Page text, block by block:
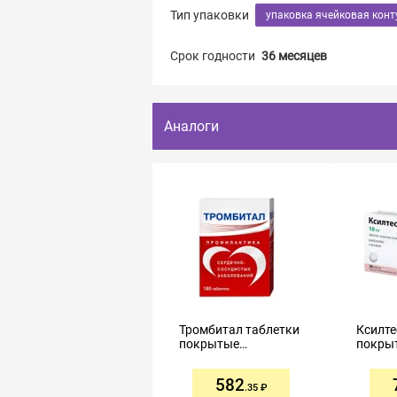
Тип упаковки упаковка ячейковая
Срок годности 36 месяцев
Аналоги
Тромбитал таблетки
покрытые
оболочкой
75мг+15,2мг №180
582.35